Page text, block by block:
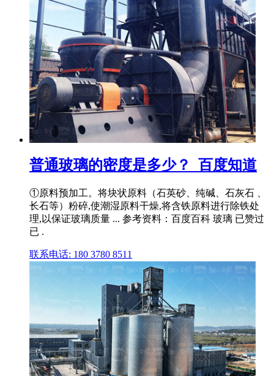
普通玻璃的密度是多少？_百度知道
①原料预加工。将块状原料（石英砂、纯碱、石灰石 、
长石等）粉碎,使潮湿原料干燥,将含铁原料进行除铁处
理,以保证玻璃质量 ... 参考资料：百度百科 玻璃 已赞过
已 .
联系电话: 180 3780 8511